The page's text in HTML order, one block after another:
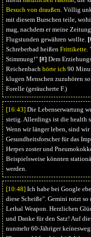
Besuch von draußen. Völlig
mit diesem Burschen teile,
mag, nachdem er meine
Flugstunden gewähren wollte.
Schreberbad heißen Frittikette.
Stimmung!" [#]Dem
Reichenbach hörte ich90
klugen Menschen zuzuhören
Forelle (geräucherte F.)
[16:43]Die Lebenserwartung
stetig. Allerdings ist die health
Wenn wir länger leben, sind
Gesundheitsforscher für das
Herpes zoster und
Beispielsweise könnten
werden.
[10:48]Ich habe bei Google
diese Scheiße". Gemini rotzt
Lethal Weapon. Herzlichen
und Danke für den Satz! Auf
nunmehr 60-Jähriger